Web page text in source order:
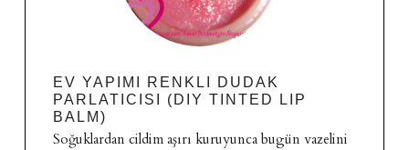
EV YAPIMI RENKLI DUDAK
PARLATICISI (DIY TINTED LIP
BALM)
Soğuklardan cildim aşırı kuruyunca bugün vazelini